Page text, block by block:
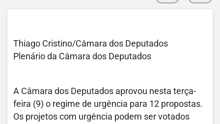
Thiago Cristino/Câmara dos Deputados
Plenário da Câmara dos Deputados
A Câmara dos Deputados aprovou nesta terça-
feira (9) o regime de urgência para 12 propostas.
Os projetos com urgência podem ser votados